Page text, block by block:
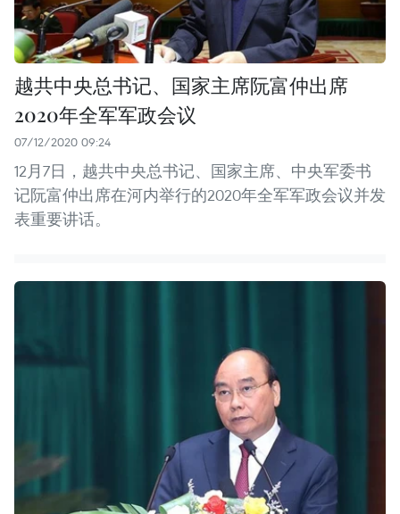
越共中央总书记、国家主席阮富仲出席
2020年全军军政会议
07/12/2020 09:24
12月7日，越共中央总书记、国家主席、中央军委书
记阮富仲出席在河内举行的2020年全军军政会议并发
表重要讲话。